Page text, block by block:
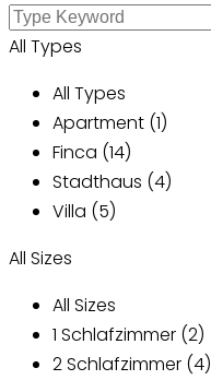
All Types
All Types
Apartment (1)
Finca (14)
Stadthaus (4)
Villa (5)
All Sizes
All Sizes
1 Schlafzimmer (2)
2 Schlafzimmer (4)